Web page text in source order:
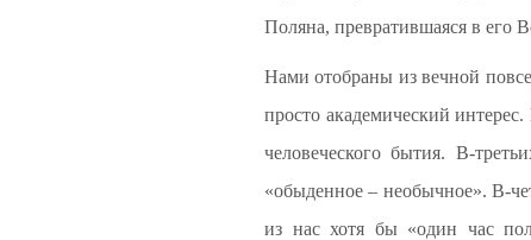
Поляна, превратившаяся в его
Нами отобраны из вечной
просто академический
человеческого бытия. В-
«обыденное – необычное». В-
из нас хотя бы «один час